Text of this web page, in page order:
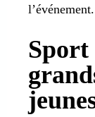
l’événement.
Sport